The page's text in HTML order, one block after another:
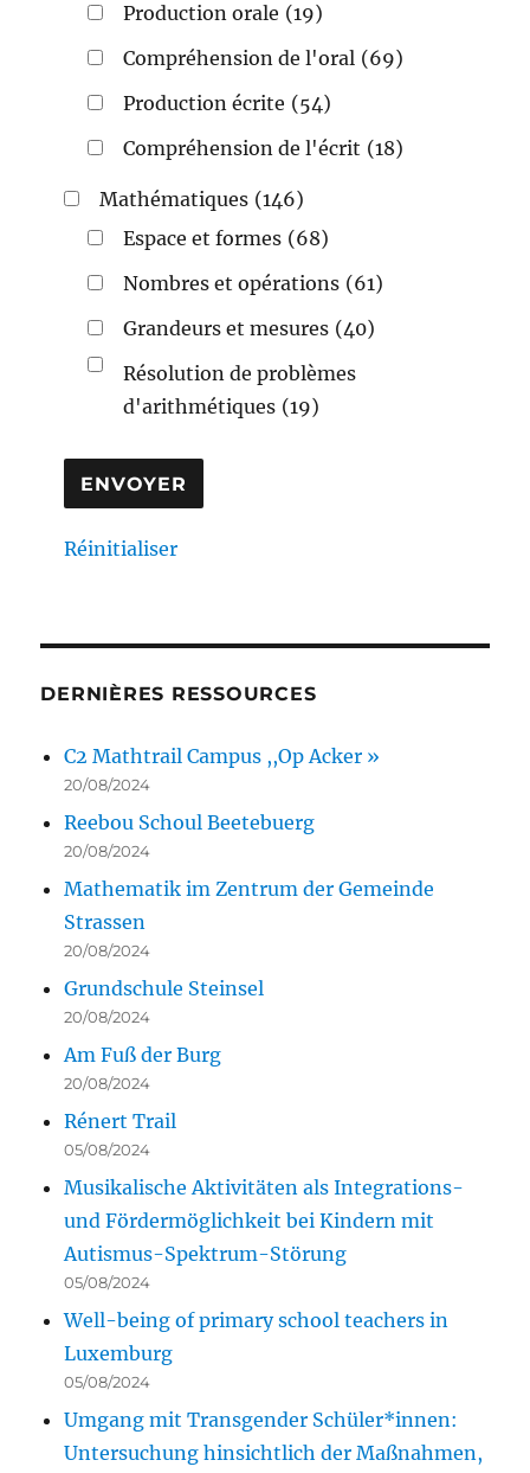
Production orale (19)
Compréhension de l'oral (69)
Production écrite (54)
Compréhension de l'écrit (18)
Mathématiques (146)
Espace et formes (68)
Nombres et opérations (61)
Grandeurs et mesures (40)
Résolution de problèmes
d'arithmétiques (19)
Réinitialiser
DERNIÈRES RESSOURCES
C2 Mathtrail Campus ,,Op Acker »
20/08/2024
Reebou Schoul Beetebuerg
20/08/2024
Mathematik im Zentrum der Gemeinde
Strassen
20/08/2024
Grundschule Steinsel
20/08/2024
Am Fuß der Burg
20/08/2024
Rénert Trail
05/08/2024
Musikalische Aktivitäten als Integrations-
und Fördermöglichkeit bei Kindern mit
Autismus-Spektrum-Störung
05/08/2024
Well-being of primary school teachers in
Luxemburg
05/08/2024
Umgang mit Transgender Schüler*innen:
Untersuchung hinsichtlich der Maßnahmen,